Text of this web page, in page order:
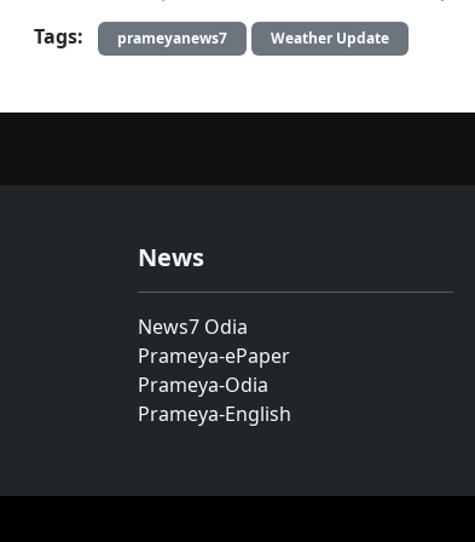
Tags: prameyanews7 Weather Update
News
News7 Odia
Prameya-ePaper
Prameya-Odia
Prameya-English